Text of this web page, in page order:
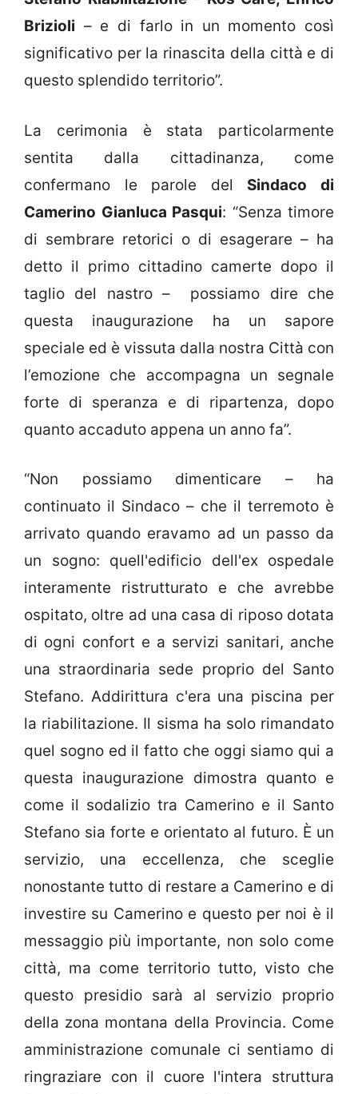
Brizioli – e di farlo in un momento così
significativo per la rinascita della città e di
questo splendido territorio”.
La cerimonia è stata particolarmente
sentita dalla cittadinanza, come
confermano le parole del Sindaco di
Camerino Gianluca Pasqui: “Senza timore
di sembrare retorici o di esagerare – ha
detto il primo cittadino camerte dopo il
taglio del nastro – possiamo dire che
questa inaugurazione ha un sapore
speciale ed è vissuta dalla nostra Città con
l’emozione che accompagna un segnale
forte di speranza e di ripartenza, dopo
quanto accaduto appena un anno fa”.
“Non possiamo dimenticare – ha
continuato il Sindaco – che il terremoto è
arrivato quando eravamo ad un passo da
un sogno: quell'edificio dell'ex ospedale
interamente ristrutturato e che avrebbe
ospitato, oltre ad una casa di riposo dotata
di ogni confort e a servizi sanitari, anche
una straordinaria sede proprio del Santo
Stefano. Addirittura c'era una piscina per
la riabilitazione. Il sisma ha solo rimandato
quel sogno ed il fatto che oggi siamo qui a
questa inaugurazione dimostra quanto e
come il sodalizio tra Camerino e il Santo
Stefano sia forte e orientato al futuro. È un
servizio, una eccellenza, che sceglie
nonostante tutto di restare a Camerino e di
investire su Camerino e questo per noi è il
messaggio più importante, non solo come
città, ma come territorio tutto, visto che
questo presidio sarà al servizio proprio
della zona montana della Provincia. Come
amministrazione comunale ci sentiamo di
ringraziare con il cuore l'intera struttura